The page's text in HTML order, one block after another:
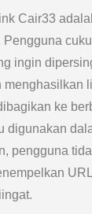
Cair33
ingin
menghasilkan
ke
digunakan
pengguna